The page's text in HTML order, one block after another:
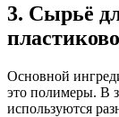
3. Сырьё
Основной
это полимеры. В
используются